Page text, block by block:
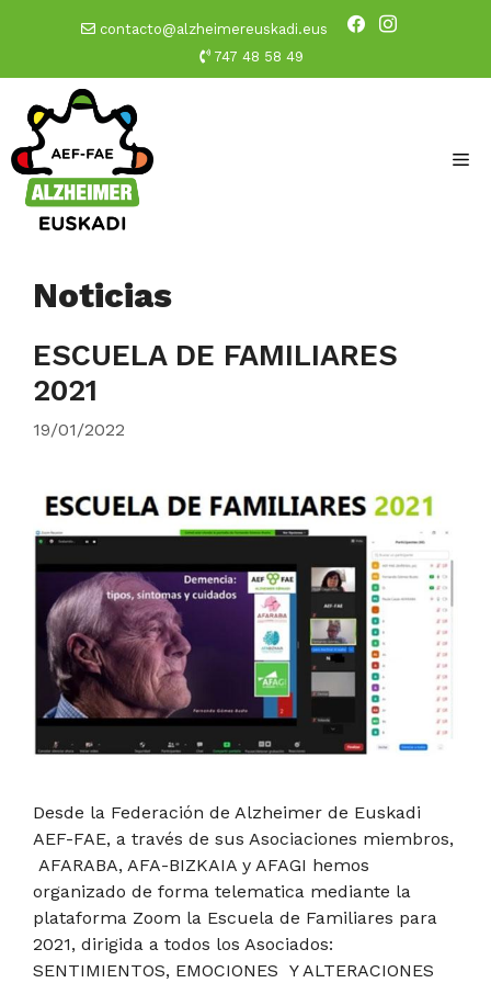
contacto@alzheimereuskadi.eus
facebookinstagram
747 48 58 49
Noticias
ESCUELA DE FAMILIARES
2021
19/01/2022
Desde la Federación de Alzheimer de Euskadi
AEF-FAE, a través de sus Asociaciones miembros,
AFARABA, AFA-BIZKAIA y AFAGI hemos
organizado de forma telematica mediante la
plataforma Zoom la Escuela de Familiares para
2021, dirigida a todos los Asociados:
SENTIMIENTOS, EMOCIONES Y ALTERACIONES